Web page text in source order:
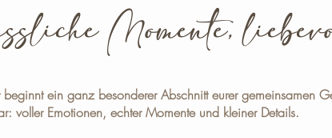
Momente,
beginnt ein ganz besonderer Abschnitt eurer gemeinsamen
voller Emotionen, echter Momente und kleiner Details.